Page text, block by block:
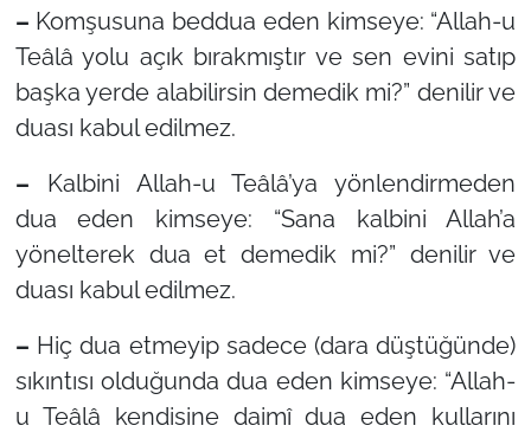
– Komşusuna beddua eden kimseye: “Allah-u
Teâlâ yolu açık bırakmıştır ve sen evini satıp
başka yerde alabilirsin demedik mi?” denilir ve
duası kabul edilmez.
– Kalbini Allah-u Teâlâ’ya yönlendirmeden
dua eden kimseye: “Sana kalbini Allah’a
yönelterek dua et demedik mi?” denilir ve
duası kabul edilmez.
– Hiç dua etmeyip sadece (dara düştüğünde)
sıkıntısı olduğunda dua eden kimseye: “Allah-
u Teâlâ kendisine daimî dua eden kullarını